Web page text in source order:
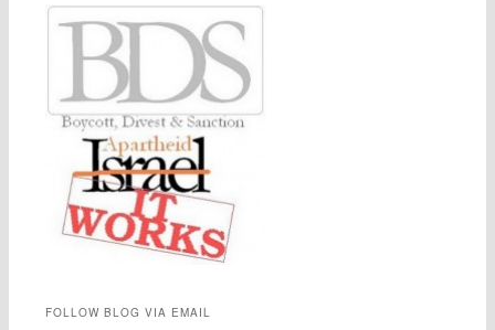
FOLLOW BLOG VIA EMAIL